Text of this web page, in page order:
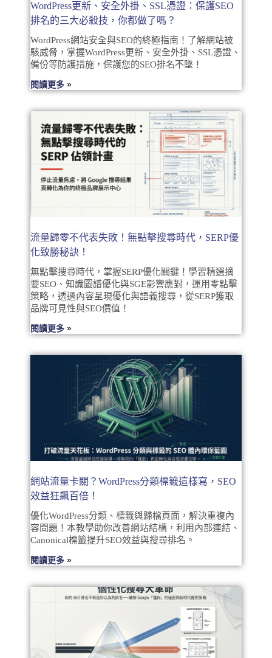
WordPress更新、安全外掛、SSL憑證：保護SEO
排名的三大必殺技，你都做了嗎？
WordPress網站安全與SEO的終極指南！了解網站被
駭威脅，掌握WordPress更新、安全外掛、SSL憑證、
備份等防護措施，保護您的SEO排名不墜！
閱讀更多 »
流量歸零不代表失敗！無點擊搜尋時代，SERP優
化致勝秘訣！
無點擊搜尋時代，掌握SERP優化關鍵！學習精選摘
要SEO、知識圖譜優化與SGE影響應對，運用零點擊
策略，透過內容呈現優化與語義搜尋，從SERP獲取
品牌可見性與SEO價值！
閱讀更多 »
網站流量卡關？WordPress分類標籤這樣寫，SEO
效益狂飆百倍！
優化WordPress分類、標籤與歸檔頁面，解決重複內
容問題！本教學助你改善網站結構，利用內部連結、
Canonical標籤提升SEO效益與搜尋排名。
閱讀更多 »